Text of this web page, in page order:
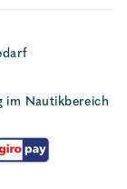
im Nautikbereich